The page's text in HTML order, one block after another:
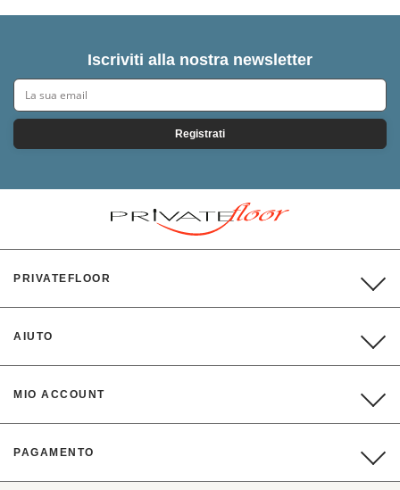
Iscriviti alla nostra newsletter
Registrati
PRIVATEFLOOR
AIUTO
MIO ACCOUNT
PAGAMENTO